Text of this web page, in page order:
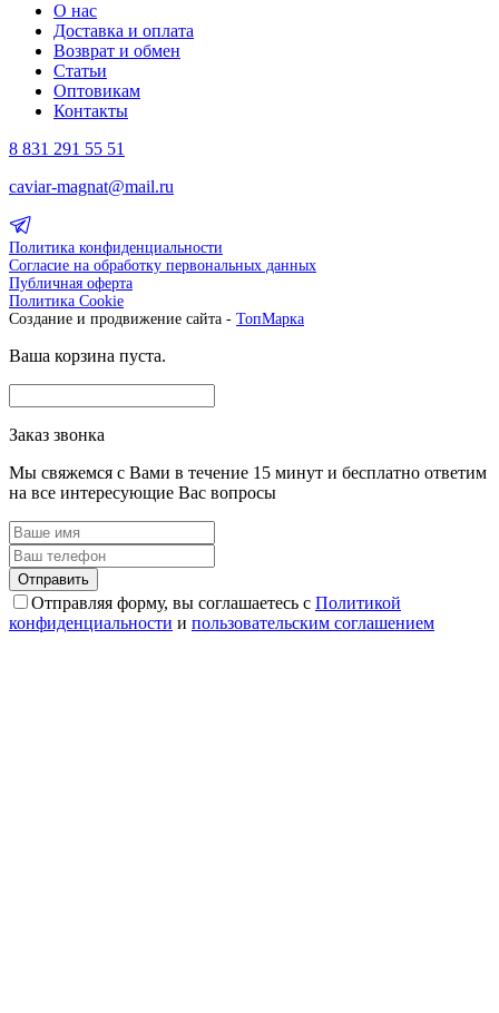
О нас
Доставка и оплата
Возврат и обмен
Статьи
Оптовикам
Контакты
8 831 291 55 51
caviar-magnat@mail.ru
Политика конфиденциальности
Согласие на обработку первональных данных
Публичная оферта
Политика Cookie
Создание и продвижение сайта - ТопМарка
Ваша корзина пуста.
Заказ звонка
Мы свяжемся с Вами в течение 15 минут и бесплатно ответим
на все интересующие Вас вопросы
Отправляя форму, вы соглашаетесь с Политикой
конфиденциальности и пользовательским соглашением